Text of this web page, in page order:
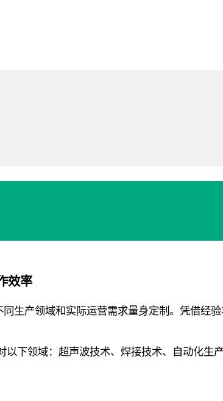
效率
生产领域和实际运营需求量身定制。凭借经
下领域：超声波技术、焊接技术、自动化生产